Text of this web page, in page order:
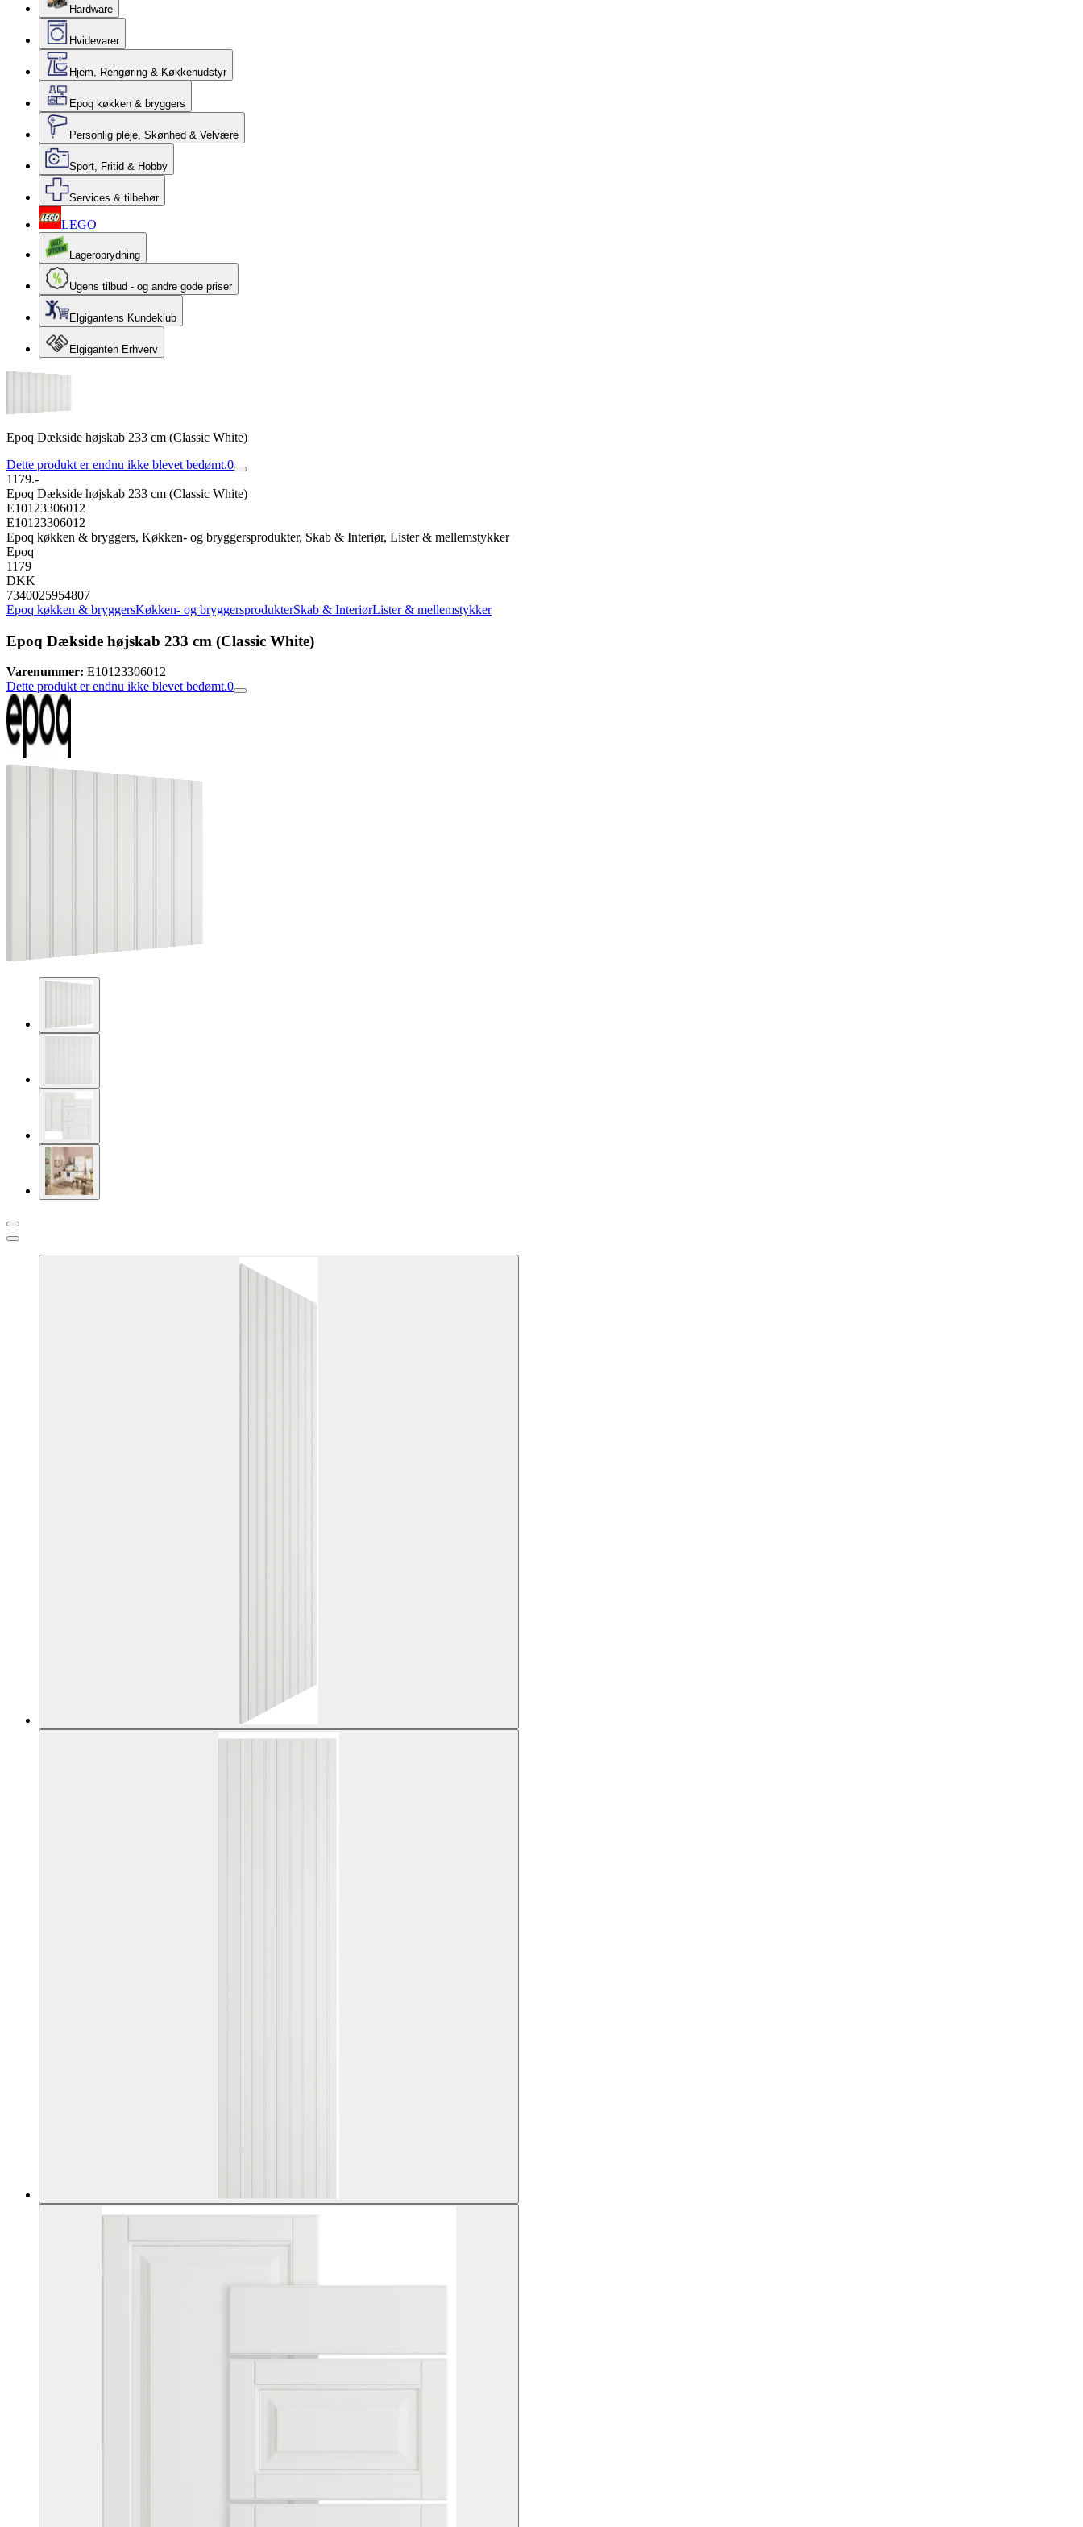
Hardware
Hvidevarer
Hjem, Rengøring & Køkkenudstyr
Epoq køkken & bryggers
Personlig pleje, Skønhed & Velvære
Sport, Fritid & Hobby
Services & tilbehør
LEGO
Lageroprydning
Ugens tilbud - og andre gode priser
Elgigantens Kundeklub
Elgiganten Erhverv
Epoq Dækside højskab 233 cm (Classic White)
Dette produkt er endnu ikke blevet bedømt.0
1179.-
Epoq Dækside højskab 233 cm (Classic White)
E10123306012
E10123306012
Epoq køkken & bryggers, Køkken- og bryggersprodukter, Skab & Interiør, Lister & mellemstykker
Epoq
1179
DKK
7340025954807
Epoq køkken & bryggersKøkken- og bryggersprodukterSkab & InteriørLister & mellemstykker
Epoq Dækside højskab 233 cm (Classic White)
Varenummer: E10123306012
Dette produkt er endnu ikke blevet bedømt.0